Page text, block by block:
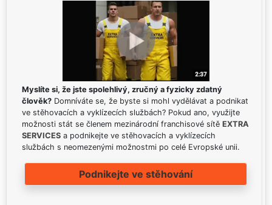
Myslíte si, že jste spolehlivý, zručný a fyzicky zdatný
člověk? Domníváte se, že byste si mohl vydělávat a podnikat
ve stěhovacích a vyklízecích službách? Pokud ano, využijte
možnosti stát se členem mezinárodní franchisové sítě EXTRA
SERVICES a podnikejte ve stěhovacích a vyklízecích
službách s neomezenými možnostmi po celé Evropské unii.
Podnikejte ve stěhování